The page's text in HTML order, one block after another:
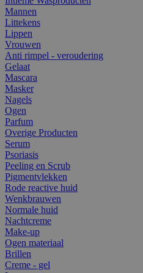
Mannen
Littekens
Lippen
Vrouwen
Anti rimpel - veroudering
Gelaat
Mascara
Masker
Nagels
Ogen
Parfum
Overige Producten
Serum
Psoriasis
Peeling en Scrub
Pigmentvlekken
Rode reactive huid
Wenkbrauwen
Normale huid
Nachtcreme
Make-up
Ogen materiaal
Brillen
Creme - gel